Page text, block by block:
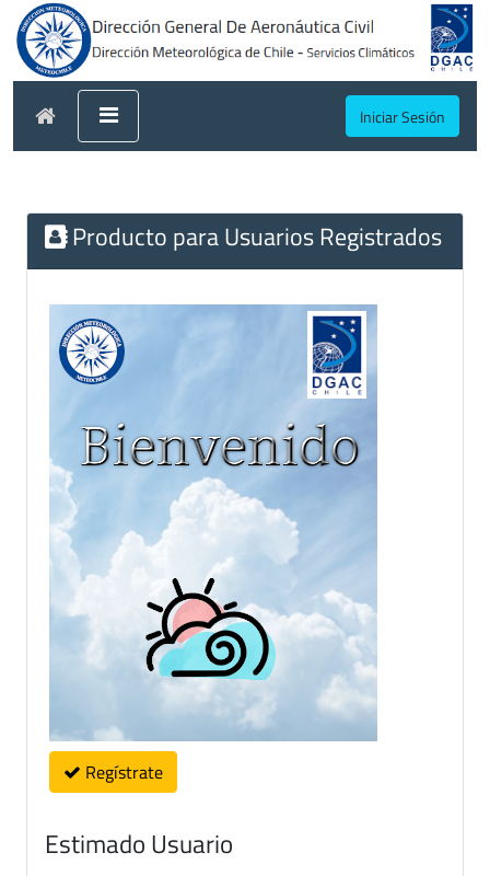
Iniciar Sesión
Producto para Usuarios Registrados
Regístrate
Estimado Usuario